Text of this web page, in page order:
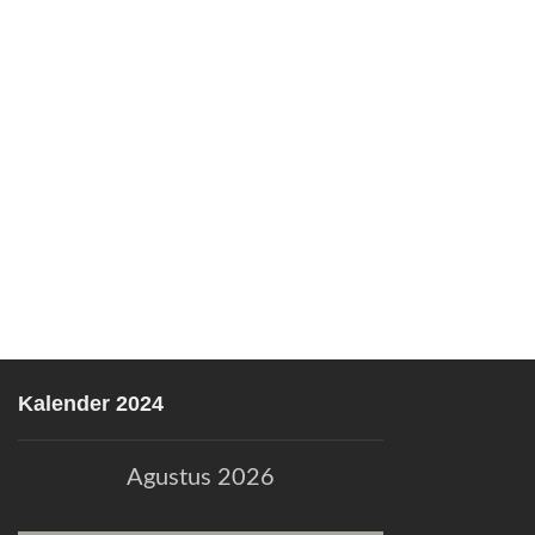
Kalender 2024
Agustus 2026